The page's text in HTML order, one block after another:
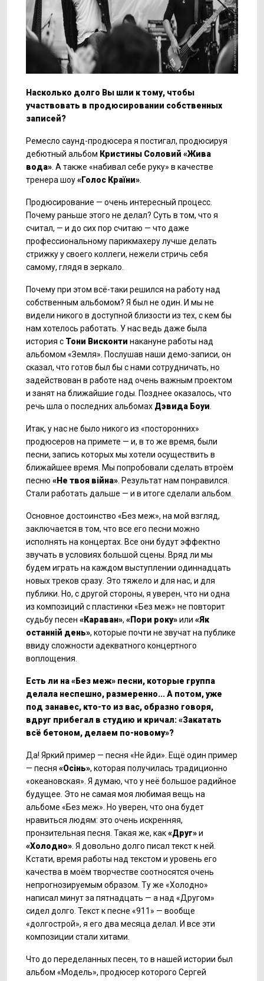
Насколько долго Вы шли к тому, чтобы
участвовать в продюсировании собственных
записей?
Ремесло саунд-продюсера я постигал, продюсируя
дебютный альбом Кристины Соловий «Жива
вода» . А также «набивал себе руку» в качестве
тренера шоу«Голос Країни»
Продюсирование — очень интересный процесс.
Почему раньше этого не делал? Суть в том, что я
считал, — и до сих пор считаю — что даже
профессиональному парикмахеру лучше делать
стрижку у своего коллеги, нежели стричь себя
самому, глядя в зеркало.
Почему при этом всё-таки решился на работу над
собственным альбомом? Я был не один. И мы не
видели никого в доступной близости из тех, с кем бы
нам хотелось работать. У нас ведь даже была
история с Тони Висконти накануне работы над
альбомом «Земля». Послушав наши демо-записи, он
сказал, что готов был бы с нами сотрудничать, но
задействован в работе над очень важным проектом
и занят на ближайшие годы. Позднее оказалось, что
речь шла о последних альбомах Дэвида Боуи
Итак, у нас не было никого из «посторонних»
продюсеров на примете — и, в то же время, были
песни, запись которых мы хотели осуществить в
ближайшее время. Мы попробовали сделать втроём
песню «Не твоя війна» . Результат нам понравился.
Стали работать дальше — и в итоге сделали альбом.
Основное достоинство «Без меж», на мой взгляд,
заключается в том, что все его песни можно
исполнять на концертах. Все они будут эффектно
звучать в условиях большой сцены. Вряд ли мы
будем играть на каждом выступлении одиннадцать
новых треков сразу. Это тяжело и для нас, и для
публики. Но, с другой стороны, я уверен, что ни одна
из композиций с пластинки «Без меж» не повторит
судьбу песен «Караван», «Пори року»или «Як
останній день», которые почти не звучат на публике
ввиду сложности адекватного концертного
воплощения.
Есть ли на «Без меж» песни, которые группа
делала неспешно, размеренно... А потом, уже
под занавес, кто-то из вас, образно говоря,
вдруг прибегал в студию и кричал: «Закатать
всё бетоном, делаем по-новому»?
Да! Яркий пример — песня «Не йди». Ещё один пример
— песня «Осінь», которая получилась традиционно
«океановская». Я думаю, что у неё большое радийное
будущее. Это не самая моя любимая вещь на
альбоме «Без меж». Но уверен, что она будет
нравиться людям: это очень искренняя,
пронзительная песня. Такая же, как«Друг»и
«Холодно» . Я довольно долго писал текст к ней.
Кстати, время работы над текстом и уровень его
качества в моём творчестве соотносятся очень
непрогнозируемым образом. Ту же «Холодно»
написал минут за пятнадцать — а над «Другом»
сидел долго. Текст к песне «911» — вообще
«долгострой», я его два месяца делал. И все эти
композиции стали хитами.
Что до переделанных песен, то в нашей истории был
альбом «Модель», продюсер которого Сергей